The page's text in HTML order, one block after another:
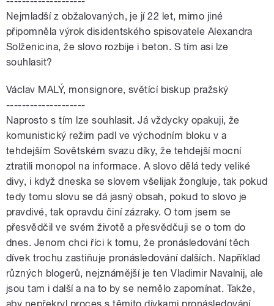
Nejmladší z obžalovaných, je jí 22 let, mimo jiné
připomněla výrok disidentského spisovatele Alexandra
Solženicina, že slovo rozbije i beton. S tím asi lze
souhlasit?
Václav MALÝ, monsignore, světící biskup pražský
--------------------
Naprosto s tím lze souhlasit. Já vždycky opakuji, že
komunistický režim padl ve východním bloku v a
tehdejším Sovětském svazu díky, že tehdejší mocní
ztratili monopol na informace. A slovo dělá tedy veliké
divy, i když dneska se slovem všelijak žongluje, tak pokud
tedy tomu slovu se dá jasný obsah, pokud to slovo je
pravdivé, tak opravdu činí zázraky. O tom jsem se
přesvědčil ve svém životě a přesvědčuji se o tom do
dnes. Jenom chci říci k tomu, že pronásledování těch
dívek trochu zastiňuje pronásledování dalších. Například
různých blogerů, nejznámější je ten Vladimir Navalnij, ale
jsou tam i další a na to by se nemělo zapomínat. Takže,